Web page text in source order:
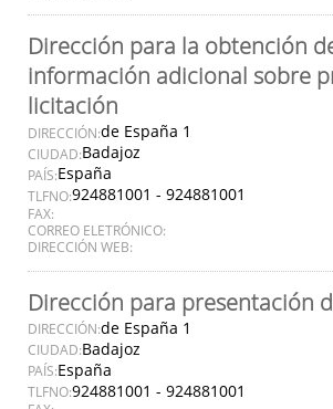
Dirección para la obtención
información adicional sobre
licitación
DIRECCIÓN:de España 1
CIUDAD:Badajoz
PAÍS:España
TLFNO:924881001 - 924881001
FAX:
CORREO ELETRÓNICO:
DIRECCIÓN WEB:
Dirección para presentación
DIRECCIÓN:de España 1
CIUDAD:Badajoz
PAÍS:España
TLFNO:924881001 - 924881001